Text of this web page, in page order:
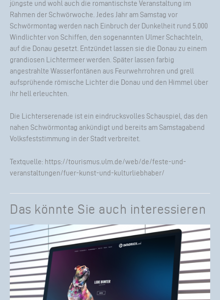
jüngste und wohl auch die romantischste Veranstaltung im
Rahmen der Schwörwoche. Jedes Jahr am Samstag vor
Schwörmontag werden nach Einbruch der Dunkelheit rund 5.000
Windlichter von Schiffen, den sogenannten Ulmer Schachteln,
auf die Donau gesetzt. Entzündet lassen sie die Donau zu einem
grandiosen Lichtermeer werden. Später lassen farbig
angestrahlte Wasserfontänen aus Feurwehrrohren und grell
aufsprühende römische Lichter die Donau und den Himmel über
ihr hell erleuchten.
Die Lichterserenade ist ein eindrucksvolles Schauspiel, das den
nahen Schwörmontag ankündigt und bereits am Samstagabend
Volksfeststimmung in der Stadt verbreitet.
Textquelle: https://tourismus.ulm.de/web/de/feste-und-
veranstaltungen/fuer-kunst-und-kulturliebhaber/
Das könnte Sie auch interessieren